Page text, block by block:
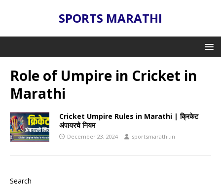
SPORTS MARATHI
Role of Umpire in Cricket in
Marathi
Cricket Umpire Rules in Marathi | क्रिकेट
अंपायरचे नियम
December 23, 2024 sportsmarathi.in
Search